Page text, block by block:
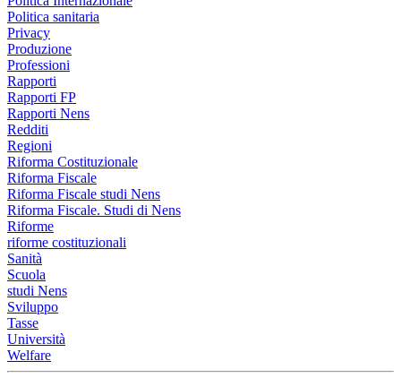
Politica sanitaria
Privacy
Produzione
Professioni
Rapporti
Rapporti FP
Rapporti Nens
Redditi
Regioni
Riforma Costituzionale
Riforma Fiscale
Riforma Fiscale studi Nens
Riforma Fiscale. Studi di Nens
Riforme
riforme costituzionali
Sanità
Scuola
studi Nens
Sviluppo
Tasse
Università
Welfare